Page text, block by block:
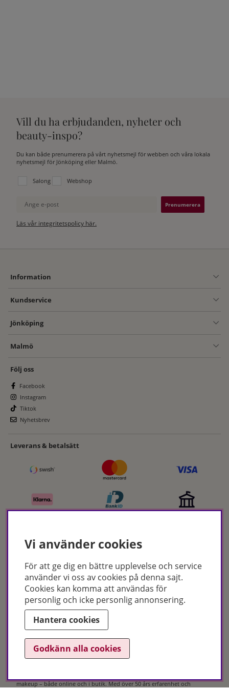
Vill du ha erbjudanden, nyheter och
beauty-inspo?
Du kan både prenumerera på vårt nyhetsmejl för webben och våra lokala
nyhetsmejl för Jönköping eller Malmö.
Välj vilken lista du vill prenumerera på:
Salong Webshop
Ange e-post
Läs vår integritetspolicy här.
Information
Kundservice
Jönköping
Malmö
Följ oss
Facebook
Instagram
Tiktok
Nyhetsbrev
Leverans & betalsätt
Certifikat
makeup – både online och i butik. Med över 50 års erfarenhet och
Vi använder cookies
För att ge dig en bättre upplevelse och service
använder vi oss av cookies på denna sajt.
Cookies kan komma att användas för
personlig och icke personlig annonsering.
Hantera cookies
Godkänn alla cookies